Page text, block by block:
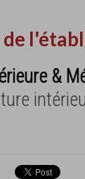
&